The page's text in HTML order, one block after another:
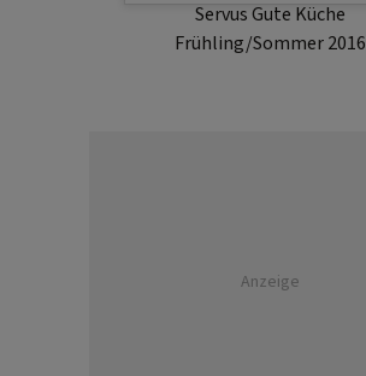
Servus Gute Küche
Frühling/Sommer 2016
Anzeige